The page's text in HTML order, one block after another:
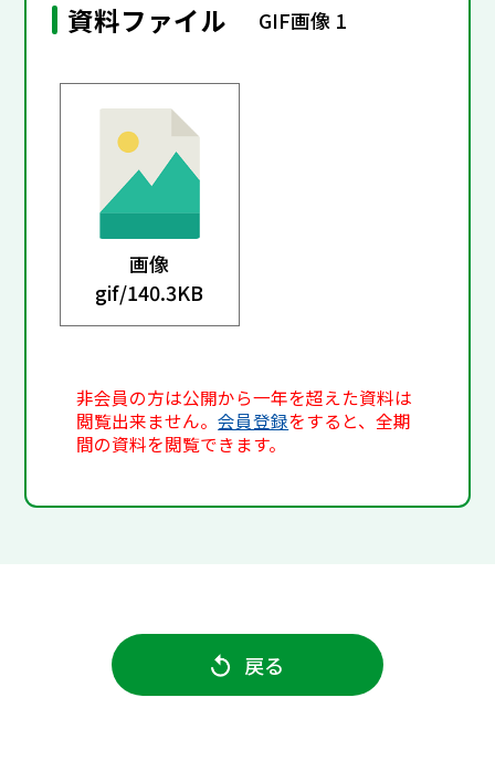
資料ファイル GIF画像 1
画像
gif/140.3KB
非会員の方は公開から一年を超えた資料は
閲覧出来ません。会員登録をすると、全期
間の資料を閲覧できます。
戻る